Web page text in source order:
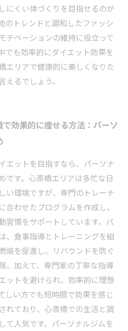
にくい体づくりを目指せるのが
のトレンドと調和したファッシ
チベーションの維持に役立って
でも効率的にダイエット効果を
エリアで健康的に美しくなりた
えるでしょう。
効果的に痩せる方法：パーソ
エットを目指すなら、パーソナ
です。心斎橋エリアは多忙な日
い環境ですが、専門のトレーナ
合わせたプログラムを作成し、
習慣をサポートしています。パ
、食事指導とトレーニングを組
焼を促進し、リバウンドを防ぐ
。加えて、専門家の丁寧な指導
ットを避けられ、効率的に理想
しい方でも短時間で効果を感じ
れており、心斎橋での生活と調
て人気です。パーソナルジムを